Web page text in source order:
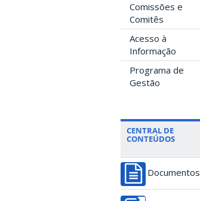
Comissões e
Comitês
Acesso à
Informação
Programa de
Gestão
CENTRAL DE
CONTEÚDOS
Documentos